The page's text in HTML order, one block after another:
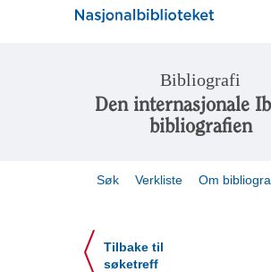
Bibliografi
Den internasjonale
bibliografien
Søk Verkliste Om
Tilbake til
søketreff